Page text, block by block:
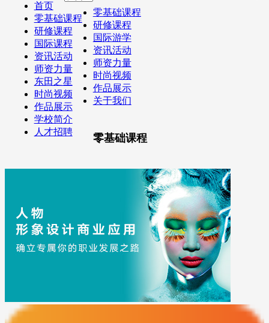
首页
零基础课程
研修课程
国际课程
资讯活动
师资力量
东田之星
时尚视频
作品展示
学校简介
人才招聘
零基础课程
研修课程
国际游学
资讯活动
师资力量
时尚视频
作品展示
关于我们
零基础课程